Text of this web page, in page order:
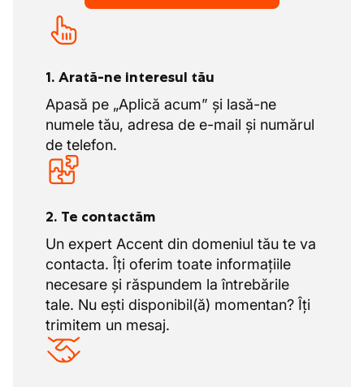
1. Arată-ne interesul tău
Apasă pe „Aplică acum” și lasă-ne
numele tău, adresa de e-mail și numărul
de telefon.
2. Te contactăm
Un expert Accent din domeniul tău te va
contacta. Îți oferim toate informațiile
necesare și răspundem la întrebările
tale. Nu ești disponibil(ă) momentan? Îți
trimitem un mesaj.